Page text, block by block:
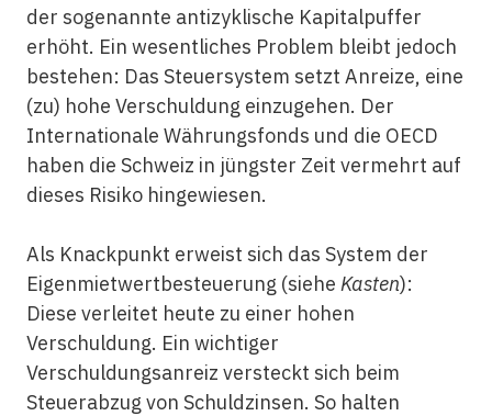
der sogenannte antizyklische Kapitalpuffer
erhöht. Ein wesentliches Problem bleibt jedoch
bestehen: Das Steuersystem setzt Anreize, eine
(zu) hohe Verschuldung einzugehen. Der
Internationale Währungsfonds und die OECD
haben die Schweiz in jüngster Zeit vermehrt auf
dieses Risiko hingewiesen.
Als Knackpunkt erweist sich das System der
Eigenmietwertbesteuerung (siehe Kasten):
Diese verleitet heute zu einer hohen
Verschuldung. Ein wichtiger
Verschuldungsanreiz versteckt sich beim
Steuerabzug von Schuldzinsen. So halten